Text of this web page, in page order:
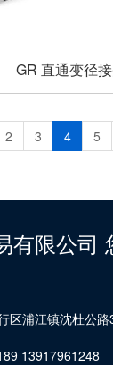
GR 直通变径
2 3 4 5
有限公司
区浦江镇沈杜公
13917961248